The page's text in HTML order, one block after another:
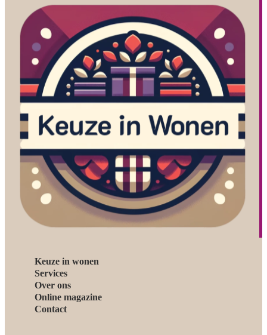
Keuze in wonen
Services
Over ons
Online magazine
Contact